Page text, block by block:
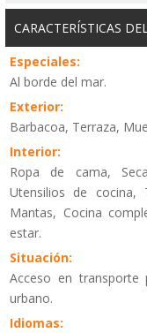
CARACTERÍSTICAS
Especiales:
Al borde del mar.
Exterior:
Barbacoa, Terraza,
Interior:
Ropa de cama,
Utensilios de cocina,
Mantas, Cocina
estar.
Situación:
Acceso en transporte
urbano.
Idiomas: